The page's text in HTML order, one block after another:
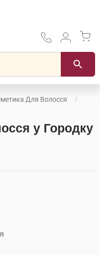
Для Волосся
у Городку